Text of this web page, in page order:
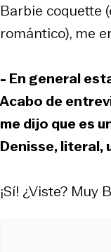
Barbie coquette
romántico), me
- En general
Acabo de
me dijo que es
Denisse, literal,
¡Sí! ¿Viste? Muy